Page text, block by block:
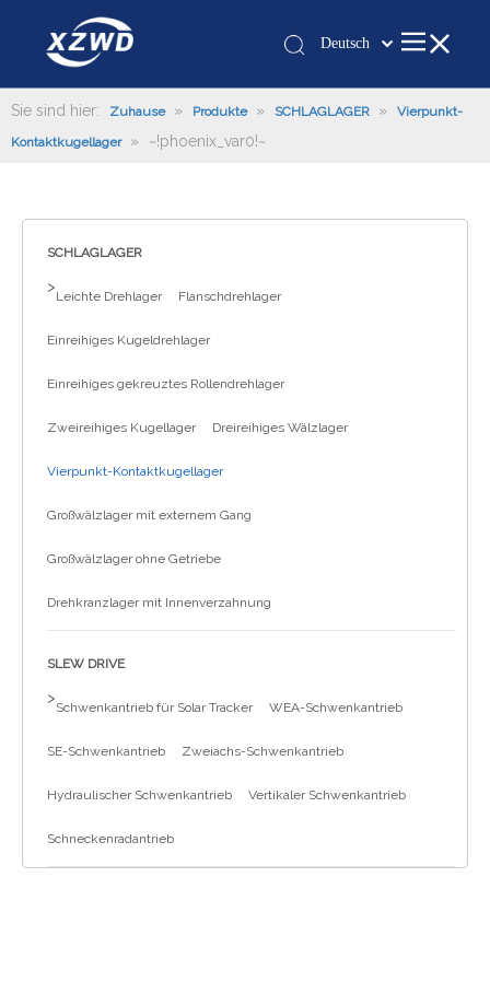
Deutsch
românesc
العربية
Sie sind hier: Zuhause » Produkte » SCHLAGLAGER »
Vierpunkt-
Kontaktkugellager
» ~!phoenix_var0!~
SCHLAGLAGER
>
Leichte Drehlager Flanschdrehlager
Einreihiges Kugeldrehlager
Einreihiges gekreuztes Rollendrehlager
Zweireihiges Kugellager Dreireihiges Wälzlager
Vierpunkt-Kontaktkugellager
Großwälzlager mit externem Gang
Großwälzlager ohne Getriebe
Drehkranzlager mit Innenverzahnung
SLEW DRIVE
>
Schwenkantrieb für Solar Tracker WEA-Schwenkantrieb
SE-Schwenkantrieb Zweiachs-Schwenkantrieb
Hydraulischer Schwenkantrieb Vertikaler Schwenkantrieb
Schneckenradantrieb